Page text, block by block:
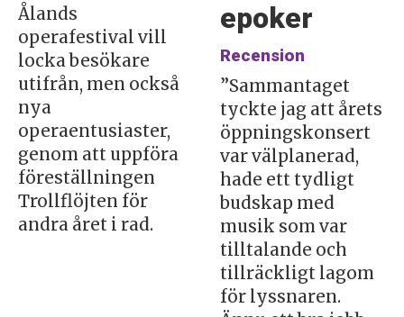
Ålands
operafestival vill
locka besökare
utifrån, men också
nya
operaentusiaster,
genom att uppföra
föreställningen
Trollflöjten för
andra året i rad.
epoker
Recension
”Sammantaget
tyckte jag att årets
öppningskonsert
var välplanerad,
hade ett tydligt
budskap med
musik som var
tilltalande och
tillräckligt lagom
för lyssnaren.